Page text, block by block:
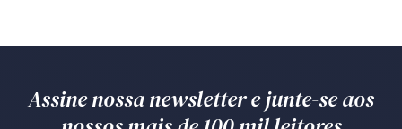
Assine nossa newsletter e junte-se aos